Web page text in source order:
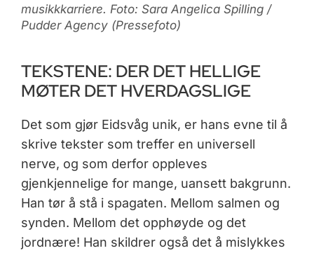
musikkkarriere. Foto: Sara Angelica Spilling /
Pudder Agency (Pressefoto)
TEKSTENE: DER DET HELLIGE
MØTER DET HVERDAGSLIGE
Det som gjør Eidsvåg unik, er hans evne til å
skrive tekster som treffer en universell
nerve, og som derfor oppleves
gjenkjennelige for mange, uansett bakgrunn.
Han tør å stå i spagaten. Mellom salmen og
synden. Mellom det opphøyde og det
jordnære! Han skildrer også det å mislykkes